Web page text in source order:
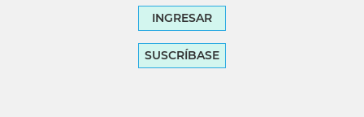
INGRESAR
SUSCRÍBASE